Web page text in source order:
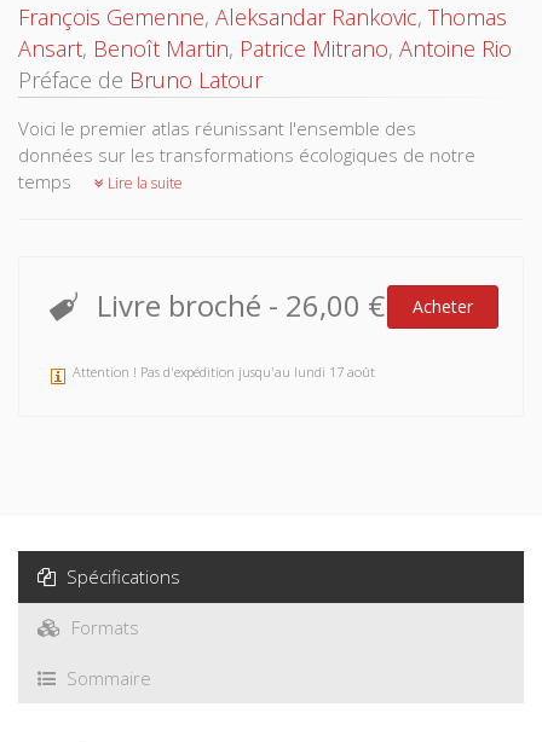
François Gemenne, Aleksandar Rankovic, Thomas
Ansart, Benoît Martin, Patrice Mitrano, Antoine Rio
Préface de Bruno Latour
Voici le premier atlas réunissant l'ensemble des
données sur les transformations écologiques de notre
temps
Lire la suite
Livre broché - 26,00 € Acheter
Attention ! Pas d'expédition jusqu'au lundi 17 août
Spécifications
Formats
Sommaire